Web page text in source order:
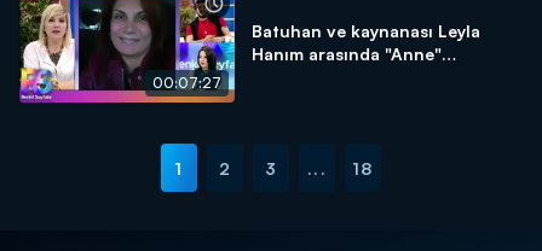
00:07:27
Batuhan ve kaynanası Leyla
Hanım arasında "Anne"
1 2 3 ... 18